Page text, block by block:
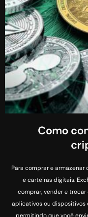
Como
Para comprar e
e carteiras digitais.
comprar, vender e
aplicativos ou dispositivos